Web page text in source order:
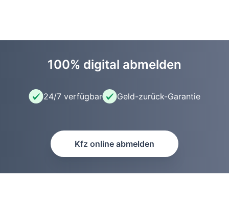
100% digital abmelden
24/7 verfügbar Geld-zurück-Garantie
Kfz online abmelden